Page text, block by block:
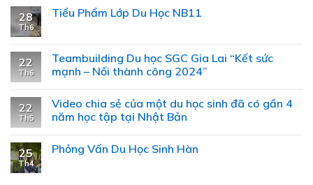
28
Th6
Tiểu Phẩm Lớp Du Học NB11
22
Th6
Teambuilding Du học SGC Gia Lai “Kết sức
mạnh – Nối thành công 2024”
22
Th5
Video chia sẻ của một du học sinh đã có gần 4
năm học tập tại Nhật Bản
25
Th4
Phỏng Vấn Du Học Sinh Hàn